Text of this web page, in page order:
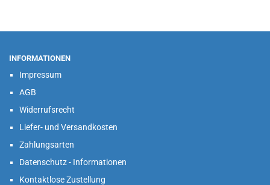
INFORMATIONEN
Impressum
AGB
Widerrufsrecht
Liefer- und Versandkosten
Zahlungsarten
Datenschutz - Informationen
Kontaktlose Zustellung